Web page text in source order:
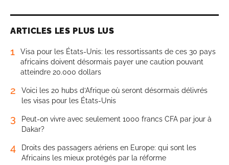
ARTICLES LES PLUS LUS
1
Visa pour les États-Unis: les ressortissants de ces 30 pays
africains doivent désormais payer une caution pouvant
atteindre 20.000 dollars
2
Voici les 20 hubs d’Afrique où seront désormais délivrés
les visas pour les États-Unis
3
Peut-on vivre avec seulement 1000 francs CFA par jour à
Dakar?
4
Droits des passagers aériens en Europe: qui sont les
Africains les mieux protégés par la réforme